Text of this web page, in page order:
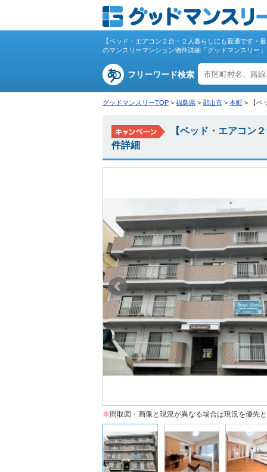
【ベッド・エアコン２台・２人暮らしにも最適です
のマンスリーマンション物件詳細「グッドマンスリー」
フリーワード検索
グッドマンスリーTOP > 福島県 > 郡山市 > 本町 > 【
【ベッド・エアコン
件詳細
※間取図・画像と現況が異なる場合は現況を優先